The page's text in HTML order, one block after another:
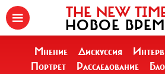
THE NEW
НОВОЕ
Мнение Дискуссия
Портрет
Расследование